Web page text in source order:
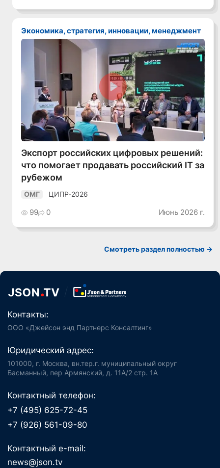
Экономика, стратегия, инновации, менеджмент
Смотреть видео
Экспорт российских цифровых решений:
что помогает продавать российский IT за
рубежом
ОМГ ЦИПР-2026
99 0 Июнь 2026 г.
Смотреть раздел полностью ->
Контакты:
ООО «Джейсон энд Партнерс Консалтинг»
Юридический адрес:
101000, г. Москва, вн.тер.г. муниципальный округ
Басманный, пер Армянский, д. 11А/2 стр. 1А
Контактный телефон:
+7 (495) 625-72-45
+7 (926) 561-09-80
Контактный e-mail:
news@json.tv